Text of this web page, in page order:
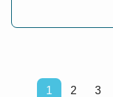
1 2 3